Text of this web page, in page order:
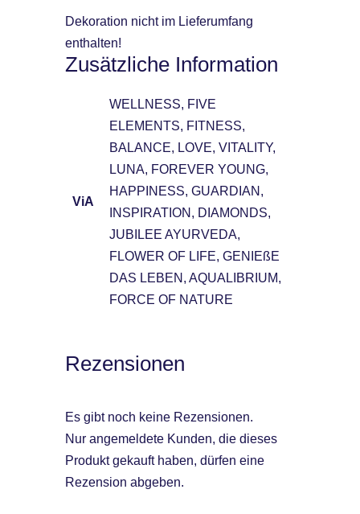
Dekoration nicht im Lieferumfang
enthalten!
Zusätzliche Information
ViA
WELLNESS, FIVE
ELEMENTS, FITNESS,
BALANCE, LOVE, VITALITY,
LUNA, FOREVER YOUNG,
HAPPINESS, GUARDIAN,
INSPIRATION, DIAMONDS,
JUBILEE AYURVEDA,
FLOWER OF LIFE, GENIEßE
DAS LEBEN, AQUALIBRIUM,
FORCE OF NATURE
Rezensionen
Es gibt noch keine Rezensionen.
Nur angemeldete Kunden, die dieses
Produkt gekauft haben, dürfen eine
Rezension abgeben.